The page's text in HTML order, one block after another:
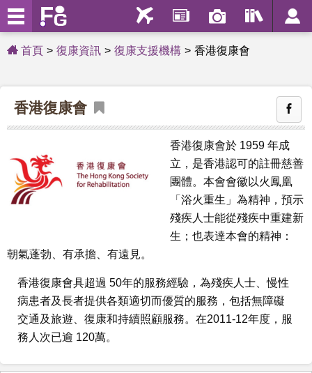
首頁 復康資訊 復康支援機構 香港復康會
香港復康會
香港復康會於 1959 年成
立，是香港認可的註冊慈善
團體。本會會徽以火鳳凰
「浴火重生」為精神，預示
殘疾人士能從殘疾中重建新
生；也表達本會的精神：
朝氣蓬勃、有承擔、有遠見。
香港復康會具超過 50年的服務經驗，為殘疾人士、慢性
病患者及長者提供各類適切而優質的服務，包括無障礙
交通及旅遊、復康和持續照顧服務。在2011-12年度，服
務人次已逾 120萬。